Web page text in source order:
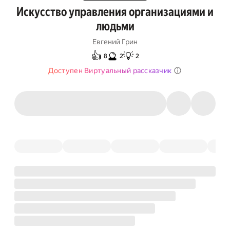
Искусство управления организациями и
людьми
Евгений Грин
👍 8🔮 2💡 2
Доступен Виртуальный рассказчик